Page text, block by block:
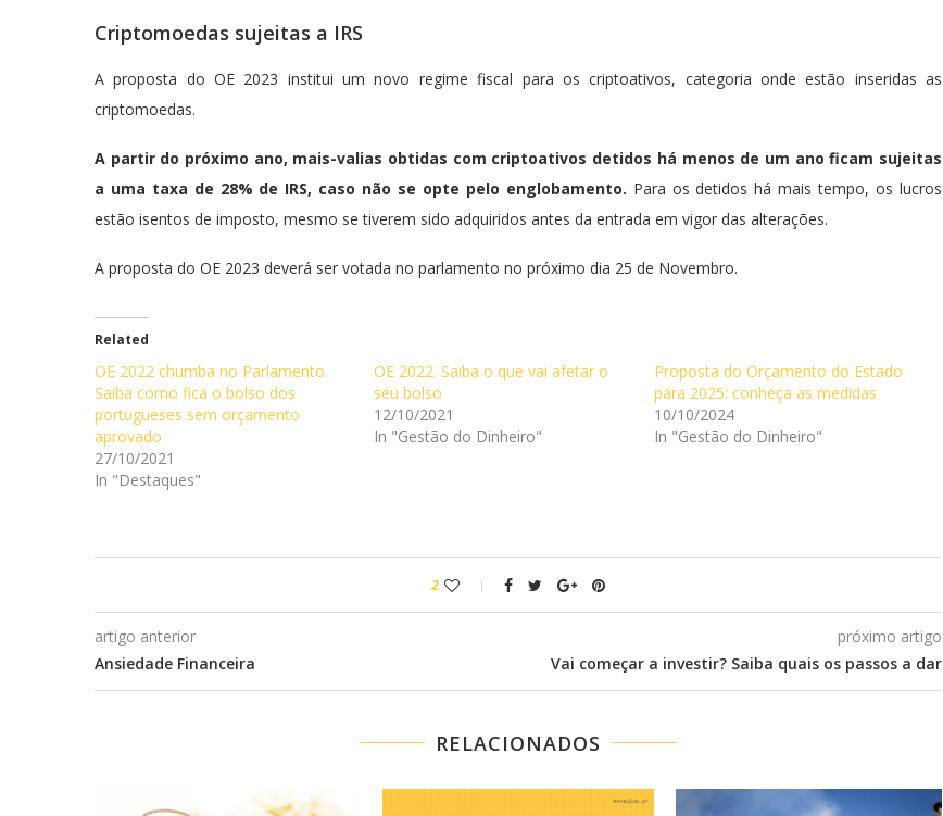
Criptomoedas sujeitas a IRS
A proposta do OE 2023 institui um novo regime fiscal para os criptoativos, categoria onde estão inseridas as
criptomoedas.
A partir do próximo ano, mais-valias obtidas com criptoativos detidos há menos de um ano ficam sujeitas
a uma taxa de 28% de IRS, caso não se opte pelo englobamento. Para os detidos há mais tempo, os lucros
estão isentos de imposto, mesmo se tiverem sido adquiridos antes da entrada em vigor das alterações.
A proposta do OE 2023 deverá ser votada no parlamento no próximo dia 25 de Novembro.
Related
OE 2022 chumba no Parlamento.
Saiba como fica o bolso dos
portugueses sem orçamento
aprovado
27/10/2021
In "Destaques"
OE 2022. Saiba o que vai afetar o
seu bolso
12/10/2021
In "Gestão do Dinheiro"
Proposta do Orçamento do Estado
para 2025: conheça as medidas
10/10/2024
In "Gestão do Dinheiro"
2
artigo anterior
Ansiedade Financeira
próximo artigo
Vai começar a investir? Saiba quais os passos a dar
RELACIONADOS